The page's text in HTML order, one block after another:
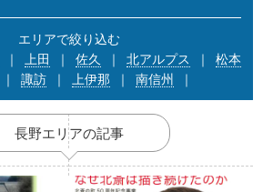
i
エリアで絞り込む
上田 佐久 北アルプス
松本
諏訪 上伊那 南信州
長野エリアの記事